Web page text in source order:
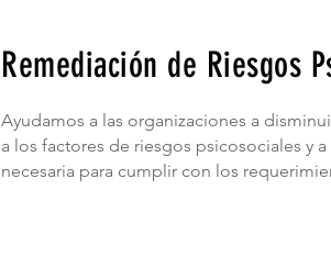
Remediación de Riesgos
Ayudamos a las organizaciones a
a los factores de riesgos psicosociales y
necesaria para cumplir con los